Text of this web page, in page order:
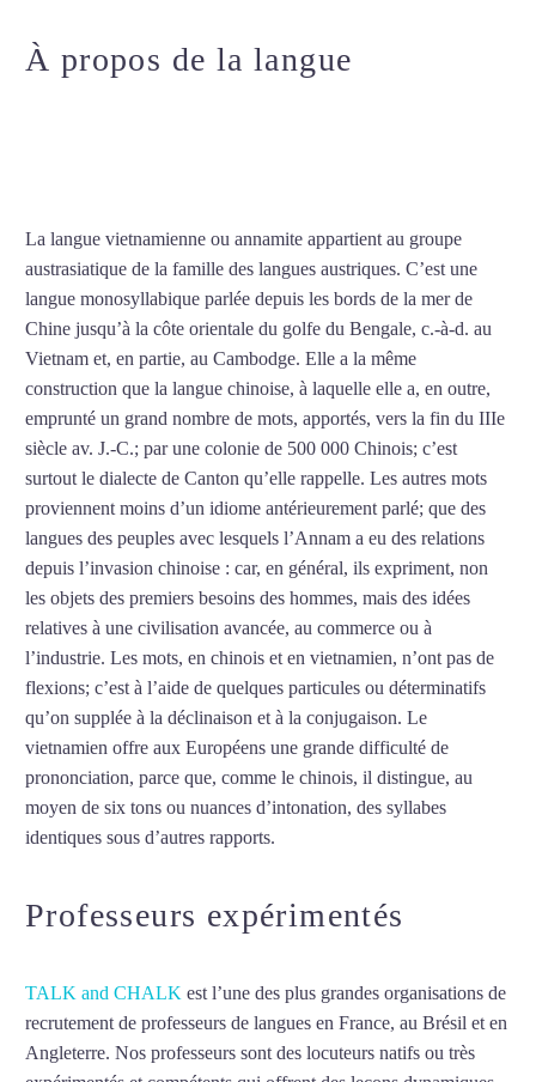
À propos de la langue
La langue vietnamienne ou annamite appartient au groupe
austrasiatique de la famille des langues austriques. C’est une
langue monosyllabique parlée depuis les bords de la mer de
Chine jusqu’à la côte orientale du golfe du Bengale, c.-à-d. au
Vietnam et, en partie, au Cambodge. Elle a la même
construction que la langue chinoise, à laquelle elle a, en outre,
emprunté un grand nombre de mots, apportés, vers la fin du IIIe
siècle av. J.-C.; par une colonie de 500 000 Chinois; c’est
surtout le dialecte de Canton qu’elle rappelle. Les autres mots
proviennent moins d’un idiome antérieurement parlé; que des
langues des peuples avec lesquels l’Annam a eu des relations
depuis l’invasion chinoise : car, en général, ils expriment, non
les objets des premiers besoins des hommes, mais des idées
relatives à une civilisation avancée, au commerce ou à
l’industrie. Les mots, en chinois et en vietnamien, n’ont pas de
flexions; c’est à l’aide de quelques particules ou déterminatifs
qu’on supplée à la déclinaison et à la conjugaison. Le
vietnamien offre aux Européens une grande difficulté de
prononciation, parce que, comme le chinois, il distingue, au
moyen de six tons ou nuances d’intonation, des syllabes
identiques sous d’autres rapports.
Professeurs expérimentés
TALK and CHALK est l’une des plus grandes organisations de
recrutement de professeurs de langues en France, au Brésil et en
Angleterre. Nos professeurs sont des locuteurs natifs ou très